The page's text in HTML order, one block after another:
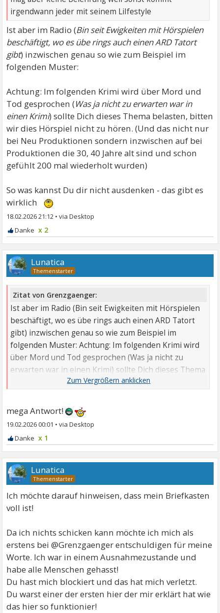
irgendwann jeder mit seinem LiIfestyle
Ist aber im Radio (Bin seit Ewigkeiten mit Hörspielen
beschäftigt, wo es übe rings auch einen ARD Tatort
gibt) inzwischen genau so wie zum Beispiel im
folgenden Muster:
Achtung: Im folgenden Krimi wird über Mord und
Tod gesprochen (Was ja nicht zu erwarten war in
einen Krimi) sollte Dich dieses Thema belasten, bitten
wir dies Hörspiel nicht zu hören. (Und das nicht nur
bei Neu Produktionen sondern inzwischen auf bei
Produktionen die 30, 40 Jahre alt sind und schon
gefühlt 200 mal wiederholt wurden)
So was kannst Du dir nicht ausdenken - das gibt es
wirklich
18.02.2026 21:12 •
x 2
Lunatica
Zitat von Grenzgaenger:
Ist aber im Radio (Bin seit Ewigkeiten mit Hörspielen
beschäftigt, wo es übe rings auch einen ARD Tatort
gibt) inzwischen genau so wie zum Beispiel im
folgenden Muster: Achtung: Im folgenden Krimi wird
über Mord und Tod gesprochen (Was ja nicht zu
erwarten war in einen Krimi) sollte Dich dieses Thema
mega Antwort!
19.02.2026 00:01 •
x 1
Lunatica
Ich möchte darauf hinweisen, dass mein Briefkasten
voll ist!
Da ich nichts schicken kann möchte ich mich als
erstens bei @Grenzgaenger entschuldigen für meine
Worte. Ich war in einem Ausnahmezustande und
habe alle Menschen gehasst!
Du hast mich blockiert und das hat mich verletzt.
Du warst einer der ersten hier der mir erklärt hat wie
das hier so funktionier!